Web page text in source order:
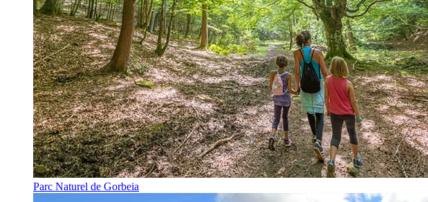
Parc Naturel de Gorbeia